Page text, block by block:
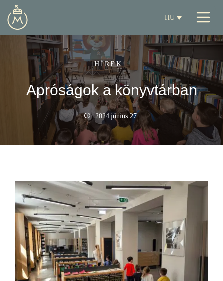
HU
HÍREK
Apróságok a könyvtárban
2024 június 27.